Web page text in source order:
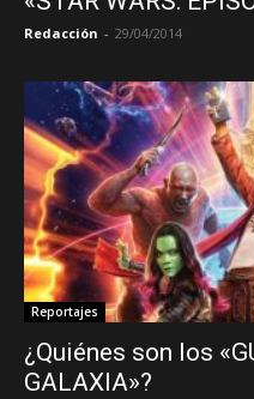
Redacción - 29/04/2014
Reportajes
¿Quiénes son los
GALAXIA»?